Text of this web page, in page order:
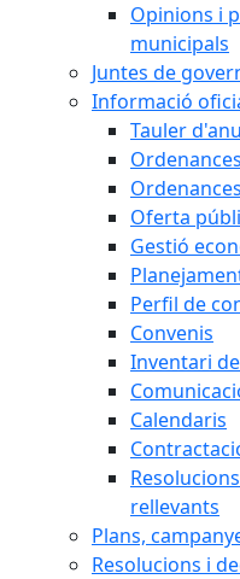
Opinions i
municipals
Juntes de
Informació
Tauler
Oferta
Gestió
Perfil de
Convenis
Inventari
Calendaris
rellevants
Plans,
Resolucions i